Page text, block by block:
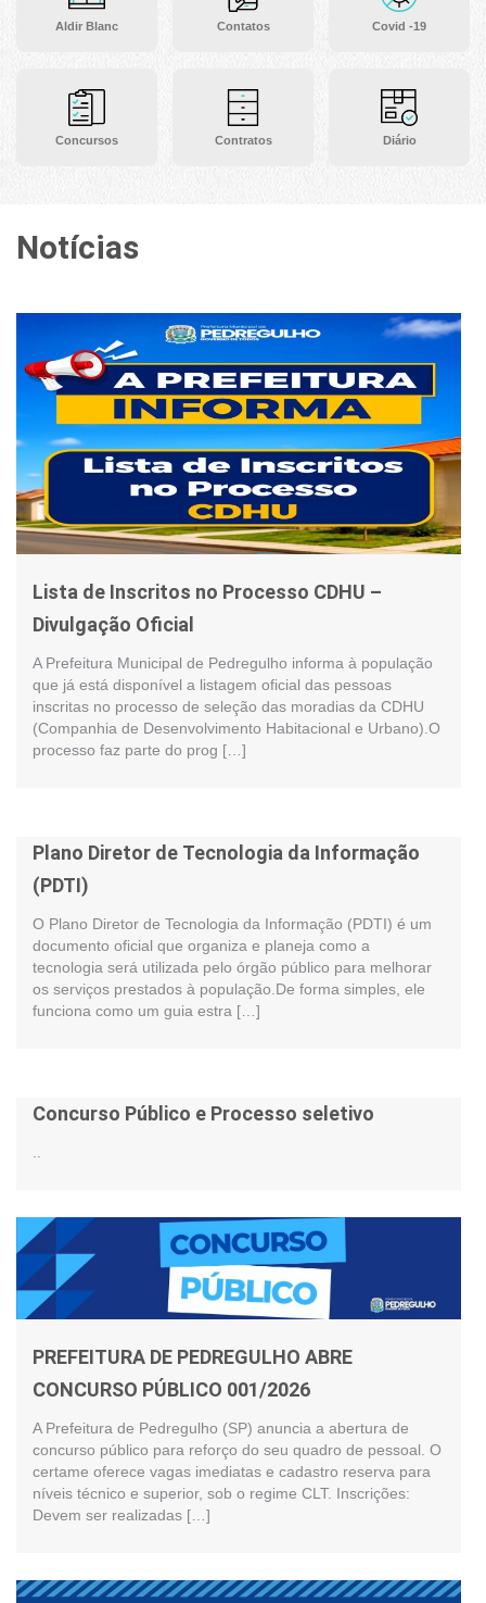
Aldir Blanc
Concursos
Contatos
Contratos
Covid -19
Diário
Notícias
Lista de Inscritos no Processo CDHU –
Divulgação Oficial
A Prefeitura Municipal de Pedregulho informa à população
que já está disponível a listagem oficial das pessoas
inscritas no processo de seleção das moradias da CDHU
(Companhia de Desenvolvimento Habitacional e Urbano).O
processo faz parte do prog […]
Plano Diretor de Tecnologia da Informação
(PDTI)
O Plano Diretor de Tecnologia da Informação (PDTI) é um
documento oficial que organiza e planeja como a
tecnologia será utilizada pelo órgão público para melhorar
os serviços prestados à população.De forma simples, ele
funciona como um guia estra […]
Concurso Público e Processo seletivo
PREFEITURA DE PEDREGULHO ABRE
CONCURSO PÚBLICO 001/2026
A Prefeitura de Pedregulho (SP) anuncia a abertura de
concurso público para reforço do seu quadro de pessoal. O
certame oferece vagas imediatas e cadastro reserva para
níveis técnico e superior, sob o regime CLT. Inscrições:
Devem ser realizadas […]